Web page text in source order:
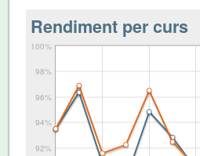
Rendiment per curs
92%
94%
96%
98%
100%